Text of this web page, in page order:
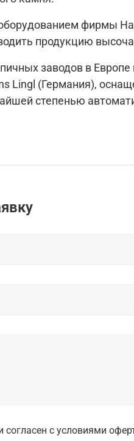
фирмы
продукцию
заводов в
Lingl (Германия),
степенью
с условиями